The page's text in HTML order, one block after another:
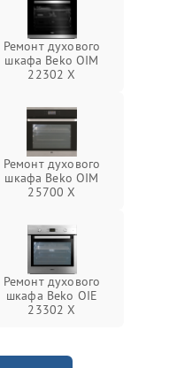
Ремонт духового
шкафа Beko OIM
22302 X
Ремонт духового
шкафа Beko OIM
25700 X
Ремонт духового
шкафа Beko OIE
23302 X